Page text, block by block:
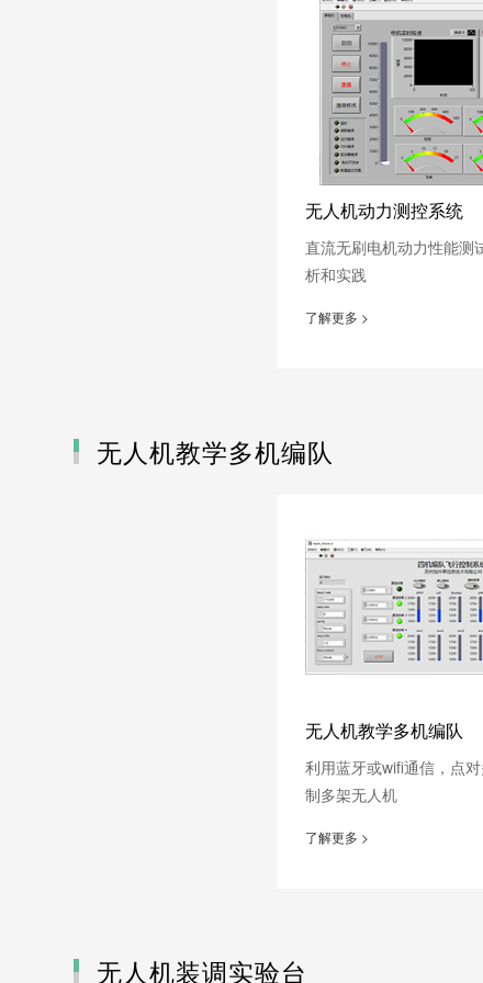
无人机动力测控系统
直流无刷电机动力性能测
析和实践
了解更多 >
无人机教学多机编队
无人机教学多机编队
利用蓝牙或wifi通信，点
制多架无人机
了解更多 >
无人机装调实验台